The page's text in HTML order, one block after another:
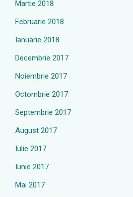
Martie 2018
Februarie 2018
Ianuarie 2018
Decembrie 2017
Noiembrie 2017
Octombrie 2017
Septembrie 2017
August 2017
Iulie 2017
Iunie 2017
Mai 2017